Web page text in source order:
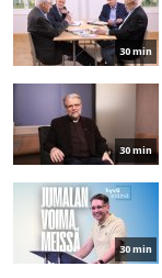
30 min
30 min
30 min